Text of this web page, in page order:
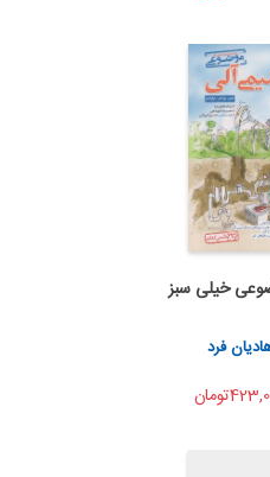
سبد خرید
گذاری
خیلی سبز
فرد